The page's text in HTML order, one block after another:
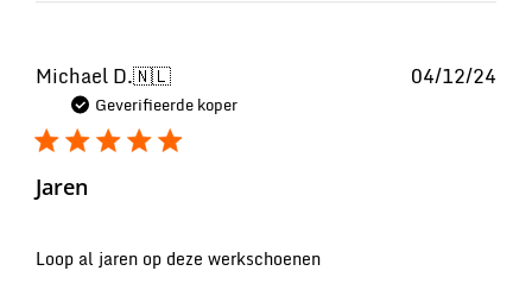
Michael D.🇳🇱
Geverifieerde koper
Jaren
Loop al jaren op deze werkschoenen
04/12/24